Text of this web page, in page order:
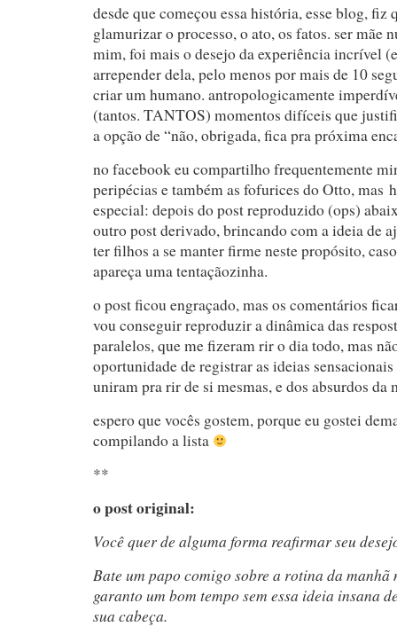
desde que começou essa história, esse blog, fiz
glamurizar o processo, o ato, os fatos. ser mãe
mim, foi mais o desejo da experiência incrível
arrepender dela, pelo menos por mais de 10
criar um humano. antropologicamente
(tantos. TANTOS) momentos difíceis que
a opção de “não, obrigada, fica pra próxima
no facebook eu compartilho frequentemente
peripécias e também as fofurices do Otto, mas
especial: depois do post reproduzido (ops)
outro post derivado, brincando com a ideia de
ter filhos a se manter firme neste propósito,
apareça uma tentaçãozinha.
o post ficou engraçado, mas os comentários
vou conseguir reproduzir a dinâmica das
paralelos, que me fizeram rir o dia todo, mas
oportunidade de registrar as ideias sensacionais
uniram pra rir de si mesmas, e dos absurdos da
espero que vocês gostem, porque eu gostei
compilando a lista
**
o post original:
Você quer de alguma forma reafirmar seu
Bate um papo comigo sobre a rotina da manhã
garanto um bom tempo sem essa ideia insana
sua cabeça.